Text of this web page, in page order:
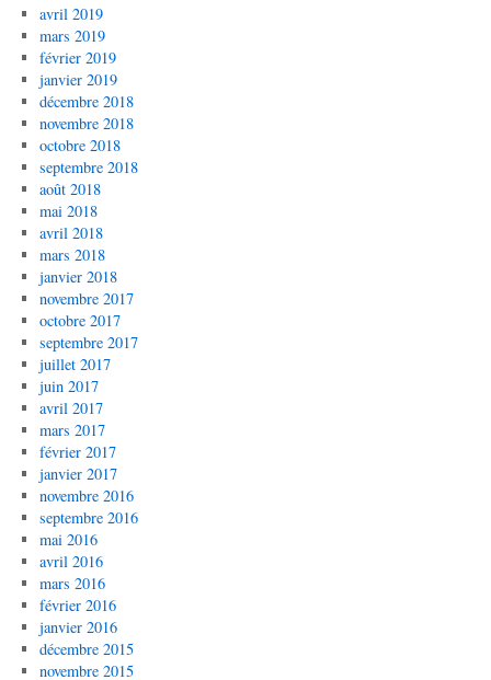
avril 2019
mars 2019
février 2019
janvier 2019
décembre 2018
novembre 2018
octobre 2018
septembre 2018
août 2018
mai 2018
avril 2018
mars 2018
janvier 2018
novembre 2017
octobre 2017
septembre 2017
juillet 2017
juin 2017
avril 2017
mars 2017
février 2017
janvier 2017
novembre 2016
septembre 2016
mai 2016
avril 2016
mars 2016
février 2016
janvier 2016
décembre 2015
novembre 2015